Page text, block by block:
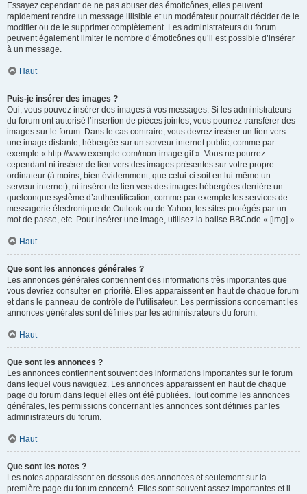
Essayez cependant de ne pas abuser des émoticônes, elles peuvent
rapidement rendre un message illisible et un modérateur pourrait décider de le
modifier ou de le supprimer complètement. Les administrateurs du forum
peuvent également limiter le nombre d’émoticônes qu’il est possible d’insérer
à un message.
Haut
Puis-je insérer des images ?
Oui, vous pouvez insérer des images à vos messages. Si les administrateurs
du forum ont autorisé l’insertion de pièces jointes, vous pourrez transférer des
images sur le forum. Dans le cas contraire, vous devrez insérer un lien vers
une image distante, hébergée sur un serveur internet public, comme par
exemple « http://www.exemple.com/mon-image.gif ». Vous ne pourrez
cependant ni insérer de lien vers des images présentes sur votre propre
ordinateur (à moins, bien évidemment, que celui-ci soit en lui-même un
serveur internet), ni insérer de lien vers des images hébergées derrière un
quelconque système d’authentification, comme par exemple les services de
messagerie électronique de Outlook ou de Yahoo, les sites protégés par un
mot de passe, etc. Pour insérer une image, utilisez la balise BBCode « [img] ».
Haut
Que sont les annonces générales ?
Les annonces générales contiennent des informations très importantes que
vous devriez consulter en priorité. Elles apparaissent en haut de chaque forum
et dans le panneau de contrôle de l’utilisateur. Les permissions concernant les
annonces générales sont définies par les administrateurs du forum.
Haut
Que sont les annonces ?
Les annonces contiennent souvent des informations importantes sur le forum
dans lequel vous naviguez. Les annonces apparaissent en haut de chaque
page du forum dans lequel elles ont été publiées. Tout comme les annonces
générales, les permissions concernant les annonces sont définies par les
administrateurs du forum.
Haut
Que sont les notes ?
Les notes apparaissent en dessous des annonces et seulement sur la
première page du forum concerné. Elles sont souvent assez importantes et il